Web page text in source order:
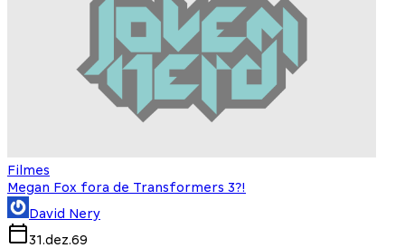
Filmes
Megan Fox fora de Transformers 3?!
David Nery
31.dez.69